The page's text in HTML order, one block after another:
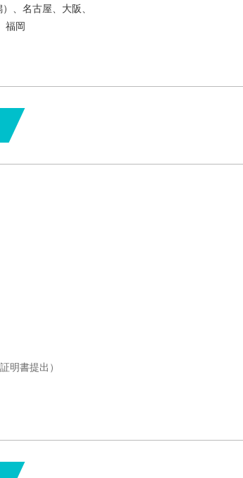
、名古屋、大阪、
福岡
明書提出）